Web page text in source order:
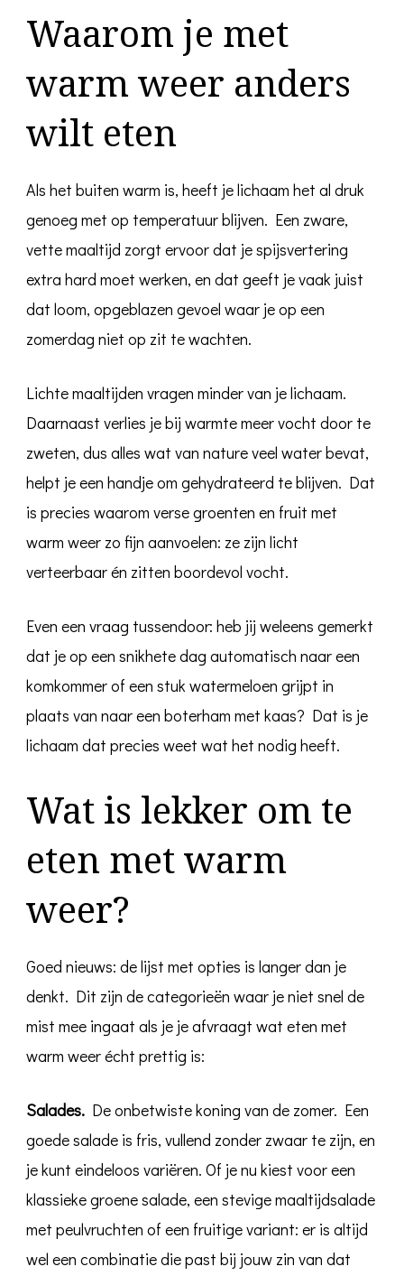
Waarom je met
warm weer anders
wilt eten
Als het buiten warm is, heeft je lichaam het al druk
genoeg met op temperatuur blijven. Een zware,
vette maaltijd zorgt ervoor dat je spijsvertering
extra hard moet werken, en dat geeft je vaak juist
dat loom, opgeblazen gevoel waar je op een
zomerdag niet op zit te wachten.
Lichte maaltijden vragen minder van je lichaam.
Daarnaast verlies je bij warmte meer vocht door te
zweten, dus alles wat van nature veel water bevat,
helpt je een handje om gehydrateerd te blijven. Dat
is precies waarom verse groenten en fruit met
warm weer zo fijn aanvoelen: ze zijn licht
verteerbaar én zitten boordevol vocht.
Even een vraag tussendoor: heb jij weleens gemerkt
dat je op een snikhete dag automatisch naar een
komkommer of een stuk watermeloen grijpt in
plaats van naar een boterham met kaas? Dat is je
lichaam dat precies weet wat het nodig heeft.
Wat is lekker om te
eten met warm
weer?
Goed nieuws: de lijst met opties is langer dan je
denkt. Dit zijn de categorieën waar je niet snel de
mist mee ingaat als je je afvraagt wat eten met
warm weer écht prettig is:
Salades. De onbetwiste koning van de zomer. Een
goede salade is fris, vullend zonder zwaar te zijn, en
je kunt eindeloos variëren. Of je nu kiest voor een
klassieke groene salade, een stevige maaltijdsalade
met peulvruchten of een fruitige variant: er is altijd
wel een combinatie die past bij jouw zin van dat